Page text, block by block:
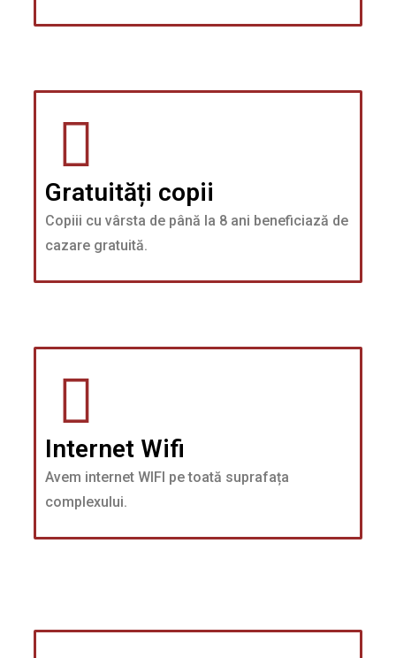
Gratuități copii
Copiii cu vârsta de până la 8 ani beneficiază de
cazare gratuită.
Internet Wifi
Avem internet WIFI pe toată suprafața
complexului.